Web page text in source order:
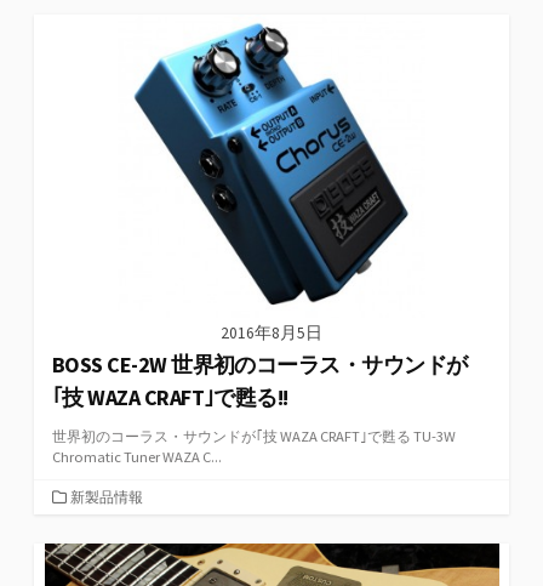
2016年8月5日
BOSS CE-2W 世界初のコーラス・サウンドが
｢技 WAZA CRAFT｣で甦る!!
世界初のコーラス・サウンドが｢技 WAZA CRAFT｣で甦る TU-3W
Chromatic Tuner WAZA C...
カ
ゴ
リ
新製品情報